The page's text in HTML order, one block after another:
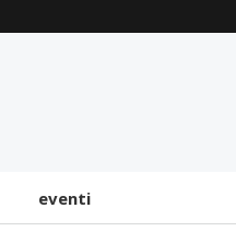
eventi